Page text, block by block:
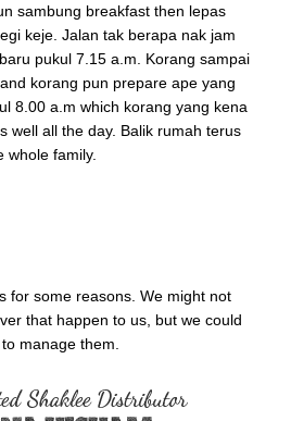
sambung breakfast then lepas
keje. Jalan tak berapa nak jam
pukul 7.15 a.m. Korang sampai
korang pun prepare ape yang
8.00 a.m which korang yang kena
well all the day. Balik rumah terus
whole family.
for some reasons. We might not
that happen to us, but we could
manage them.